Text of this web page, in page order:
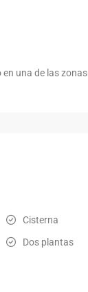
una de las
Cisterna
Dos plantas